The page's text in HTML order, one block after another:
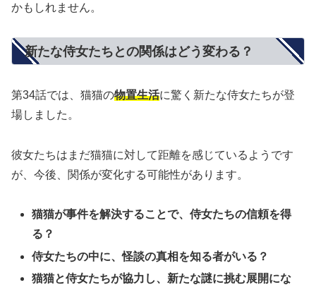
かもしれません。
新たな侍女たちとの関係はどう変わる？
第34話では、猫猫の物置生活に驚く新たな侍女たちが登
場しました。
彼女たちはまだ猫猫に対して距離を感じているようです
が、今後、関係が変化する可能性があります。
猫猫が事件を解決することで、侍女たちの信頼を得
る？
侍女たちの中に、怪談の真相を知る者がいる？
猫猫と侍女たちが協力し、新たな謎に挑む展開にな